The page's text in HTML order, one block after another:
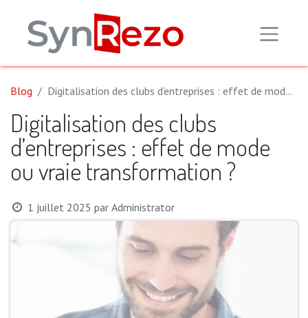
Blog Digitalisation des clubs d’entreprises : effet de mode ou vraie transformation ?
Digitalisation des clubs
d’entreprises : effet de mode
ou vraie transformation ?
1 juillet 2025 par Administrator